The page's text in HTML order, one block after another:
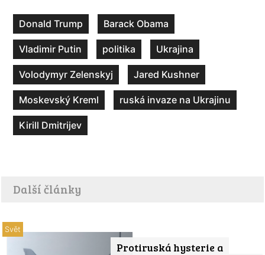
Donald Trump Barack Obama
Vladimir Putin politika Ukrajina
Volodymyr Zelenskyj Jared Kushner
Moskevský Kreml ruská invaze na Ukrajinu
Kirill Dmitrijev
Další články
Protiruská hysterie a
Svět